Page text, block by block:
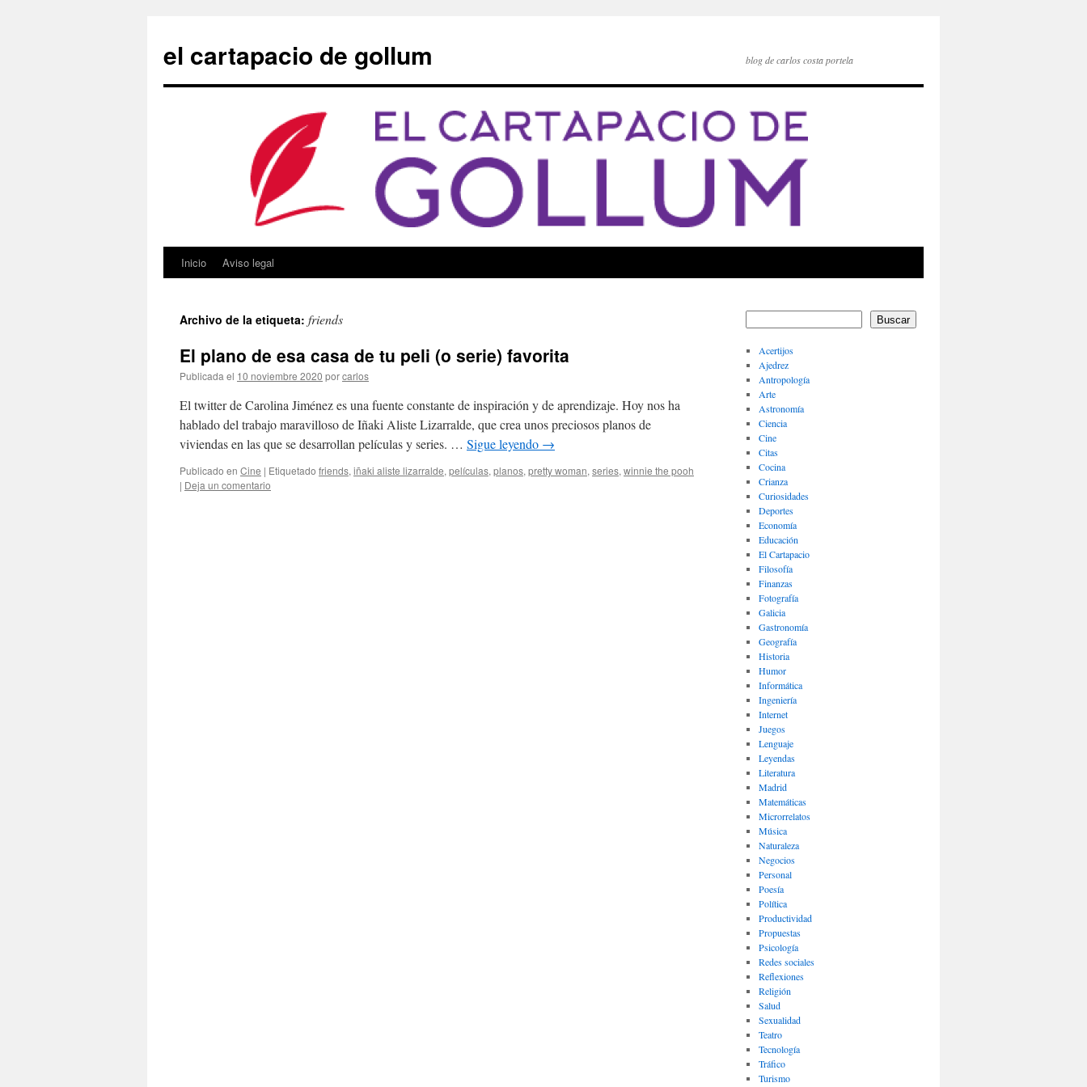
contenido
el cartapacio de gollum blog de carlos costa portela
Inicio Aviso legal
Archivo de la etiqueta: friends
El plano de esa casa de tu peli (o serie) favorita
Publicada el 10 noviembre 2020 porcarlos
El twitter de Carolina Jiménez es una fuente constante de inspiración y de aprendizaje. Hoy nos ha
hablado del trabajo maravilloso de Iñaki Aliste Lizarralde, que crea unos preciosos planos de
viviendas en las que se desarrollan películas y series. … Sigue leyendo →
Publicado en Cine | Etiquetado friends, iñaki aliste lizarralde, películas, planos, pretty woman, series, winnie the pooh
| Deja un comentario
Buscar
Acertijos
Ajedrez
Antropología
Arte
Astronomía
Ciencia
Cine
Citas
Cocina
Crianza
Curiosidades
Deportes
Economía
Educación
El Cartapacio
Filosofía
Finanzas
Fotografía
Galicia
Gastronomía
Geografía
Historia
Humor
Informática
Ingeniería
Internet
Juegos
Lenguaje
Leyendas
Literatura
Madrid
Matemáticas
Microrrelatos
Música
Naturaleza
Negocios
Personal
Poesía
Política
Productividad
Propuestas
Psicología
Redes sociales
Reflexiones
Religión
Salud
Sexualidad
Teatro
Tecnología
Tráfico
Turismo